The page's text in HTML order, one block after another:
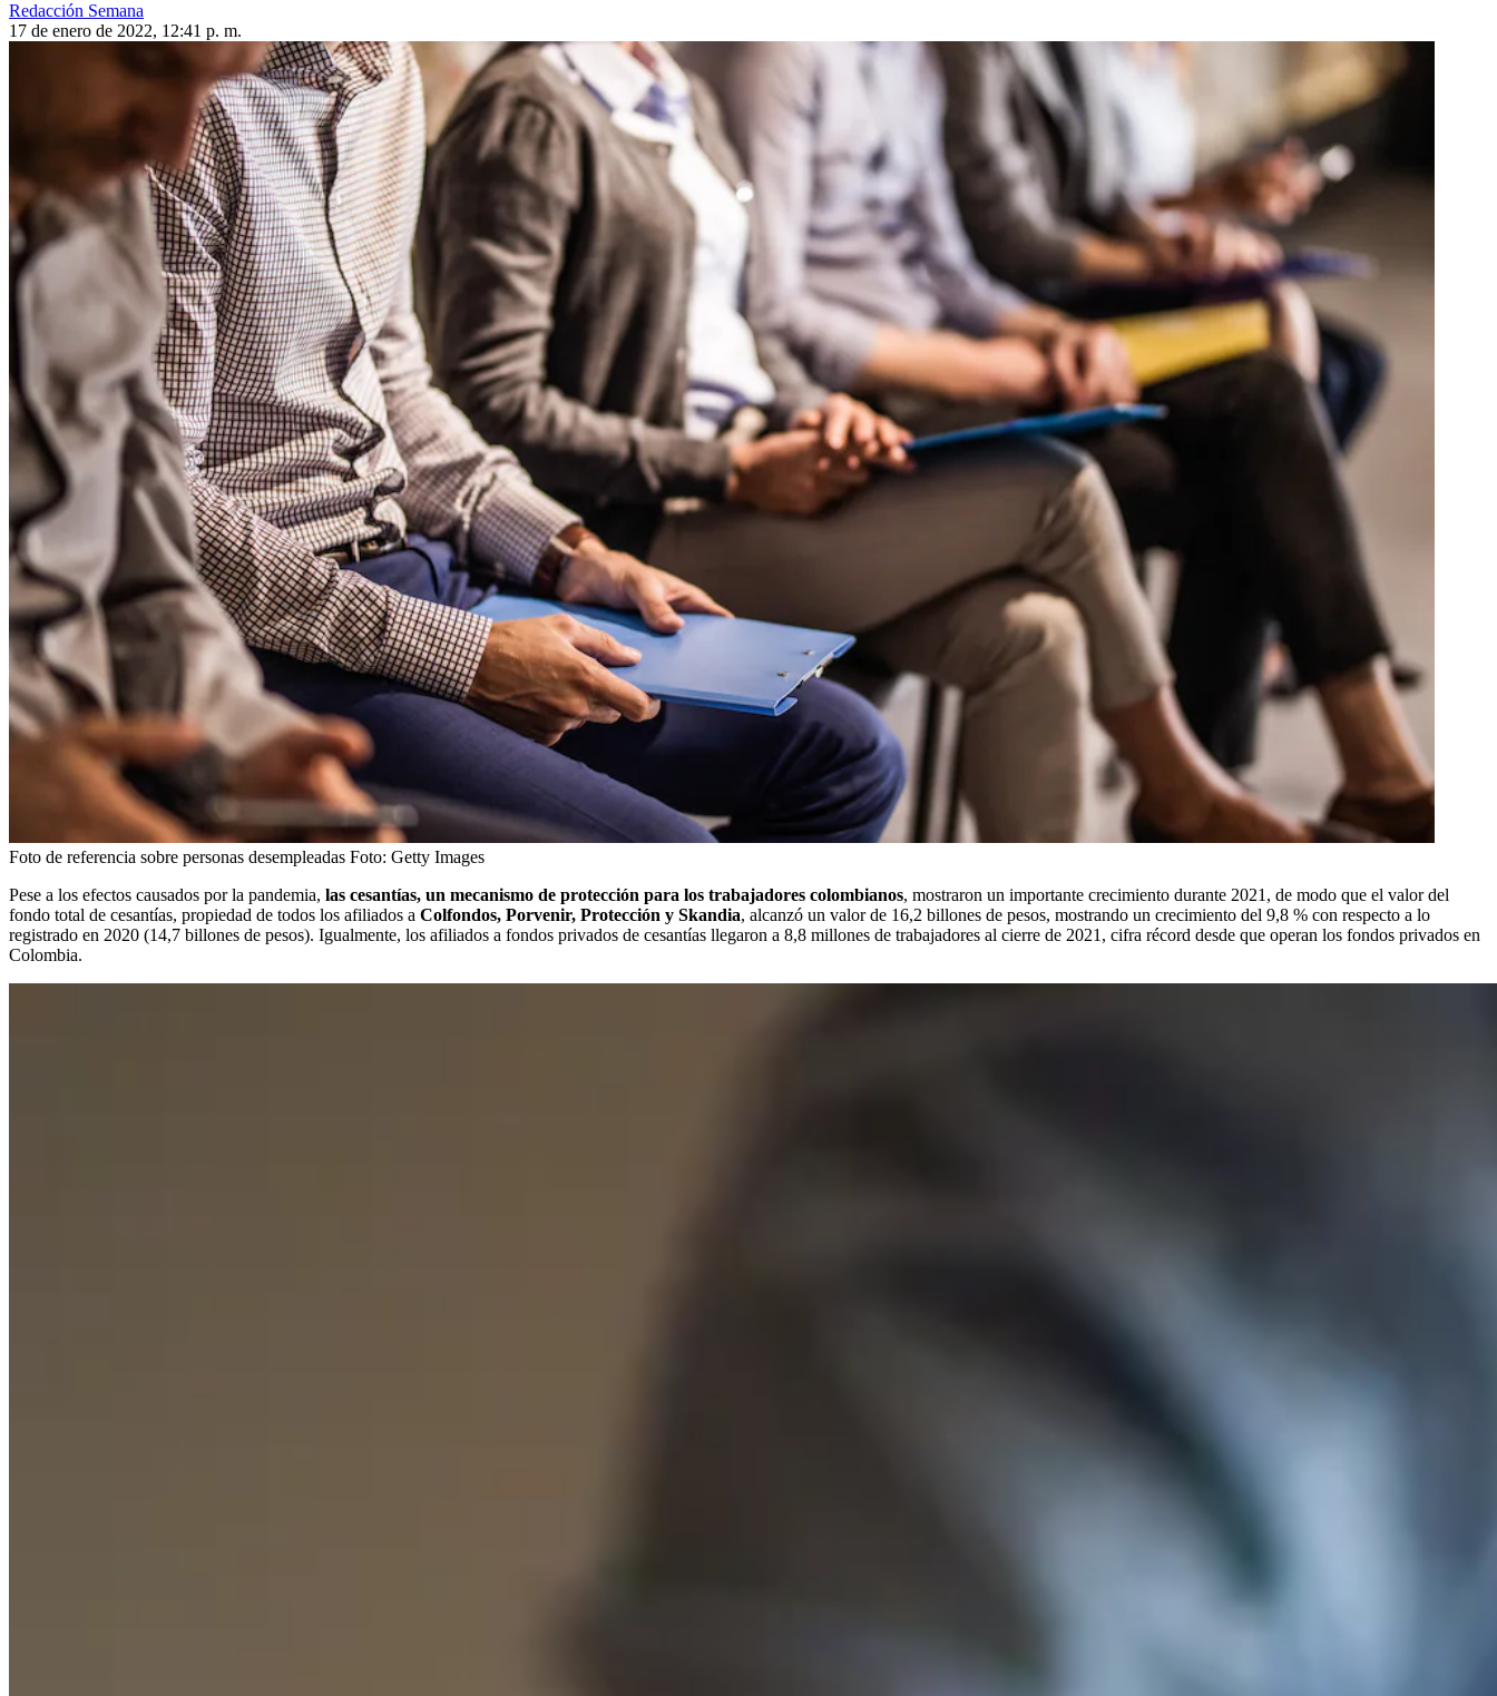
Redacción Semana
17 de enero de 2022, 12:41 p. m.
Foto de referencia sobre personas desempleadas Foto: Getty Images
Pese a los efectos causados por la pandemia, las cesantías, un mecanismo de protección para los trabajadores colombianos, mostraron un importante crecimiento durante 2021, de modo que el valor del
fondo total de cesantías, propiedad de todos los afiliados a Colfondos, Porvenir, Protección y Skandia, alcanzó un valor de 16,2 billones de pesos, mostrando un crecimiento del 9,8 % con respecto a lo
registrado en 2020 (14,7 billones de pesos). Igualmente, los afiliados a fondos privados de cesantías llegaron a 8,8 millones de trabajadores al cierre de 2021, cifra récord desde que operan los fondos privados en
Colombia.